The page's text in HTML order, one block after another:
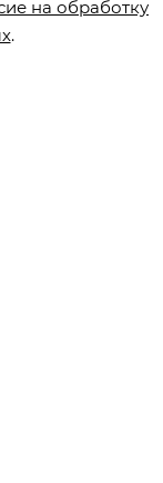
на обработку
.